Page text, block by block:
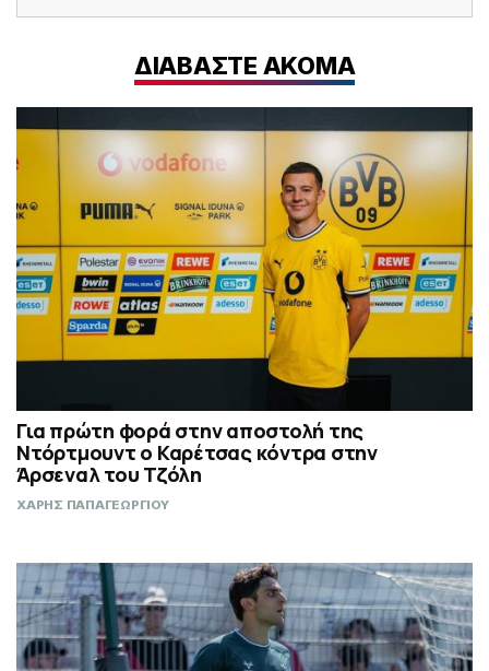
ΔΙΑΒΑΣΤΕ ΑΚΟΜΑ
Για πρώτη φορά στην αποστολή της
Ντόρτμουντ ο Καρέτσας κόντρα στην
Άρσεναλ του Τζόλη
ΧΑΡΗΣ ΠΑΠΑΓΕΩΡΓΙΟΥ